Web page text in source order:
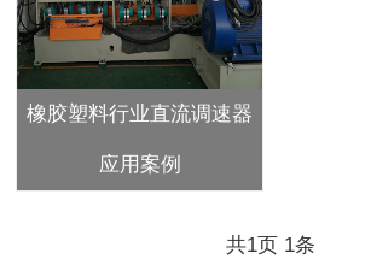
橡胶塑料行业直流调速器
应用案例
共1页 1条